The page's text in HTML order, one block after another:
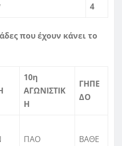
4
που έχουν κάνει το
10η
ΑΓΩΝΙΣΤΙΚ
Η
ΓΗΠΕ
ΔΟ
ΠΑΟ
ΒΑΘΕ